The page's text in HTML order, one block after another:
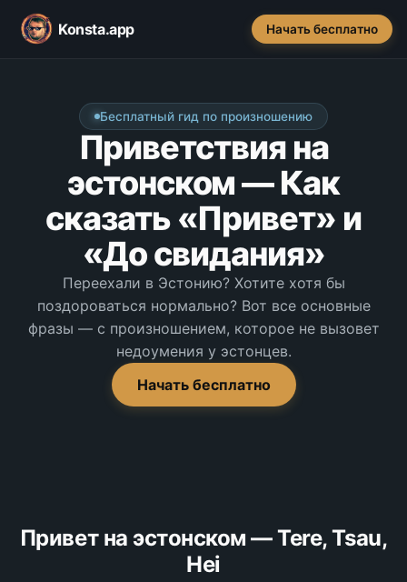
Konsta.app Начать бесплатно
Бесплатный гид по произношению
Приветствия на
эстонском — Как
сказать «Привет» и
«До свидания»
Переехали в Эстонию? Хотите хотя бы
поздороваться нормально? Вот все основные
фразы — с произношением, которое не вызовет
недоумения у эстонцев.
Начать бесплатно
Привет на эстонском — Tere, Tsau,
Hei